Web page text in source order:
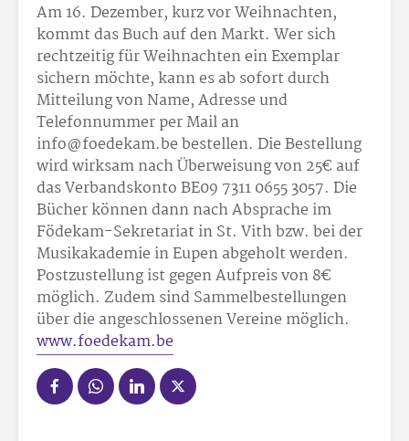
Am 16. Dezember, kurz vor Weihnachten,
kommt das Buch auf den Markt. Wer sich
rechtzeitig für Weihnachten ein Exemplar
sichern möchte, kann es ab sofort durch
Mitteilung von Name, Adresse und
Telefonnummer per Mail an
info@foedekam.be bestellen. Die Bestellung
wird wirksam nach Überweisung von 25€ auf
das Verbandskonto BE09 7311 0655 3057. Die
Bücher können dann nach Absprache im
Födekam-Sekretariat in St. Vith bzw. bei der
Musikakademie in Eupen abgeholt werden.
Postzustellung ist gegen Aufpreis von 8€
möglich. Zudem sind Sammelbestellungen
über die angeschlossenen Vereine möglich.
www.foedekam.be